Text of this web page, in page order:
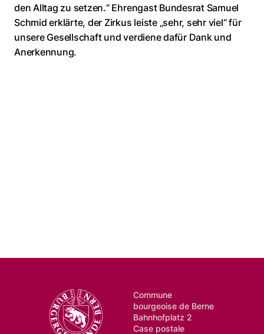
den Alltag zu setzen.“ Ehrengast Bundesrat Samuel
Schmid erklärte, der Zirkus leiste „sehr, sehr viel“ für
unsere Gesellschaft und verdiene dafür Dank und
Anerkennung.
Commune
bourgeoise de Berne
Bahnhofplatz 2
Case postale